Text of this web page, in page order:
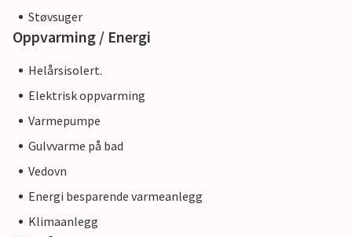
Støvsuger
Oppvarming / Energi
Helårsisolert.
Elektrisk oppvarming
Varmepumpe
Gulvvarme på bad
Vedovn
Energi besparende varmeanlegg
Klimaanlegg